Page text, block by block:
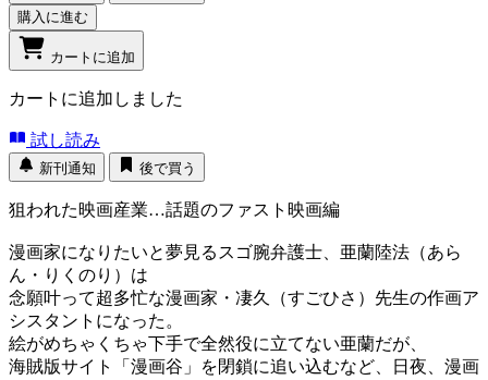
購入に進む
カートに追加
カートに追加しました
試し読み
新刊通知 後で買う
狙われた映画産業…話題のファスト映画編
漫画家になりたいと夢見るスゴ腕弁護士、亜蘭陸法（あら
ん・りくのり）は
念願叶って超多忙な漫画家・凄久（すごひさ）先生の作画ア
シスタントになった。
絵がめちゃくちゃ下手で全然役に立てない亜蘭だが、
海賊版サイト「漫画谷」を閉鎖に追い込むなど、日夜、漫画